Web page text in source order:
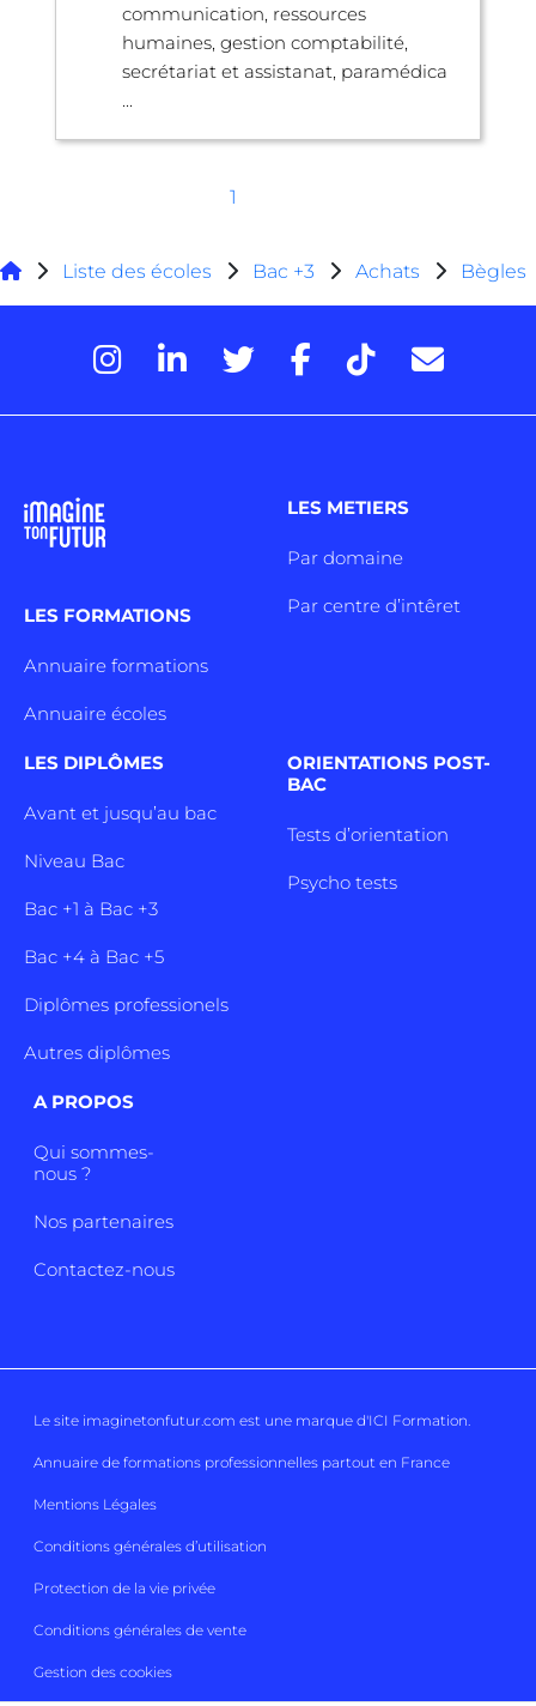
communication, ressources
humaines, gestion comptabilité,
secrétariat et assistanat, paramédica
...
1
Liste des écoles Bac +3 Achats Bègles
LES FORMATIONS
Annuaire formations
Annuaire écoles
LES METIERS
Par domaine
Par centre d’intêret
LES DIPLÔMES
Avant et jusqu’au bac
Niveau Bac
Bac +1 à Bac +3
Bac +4 à Bac +5
Diplômes professionels
Autres diplômes
ORIENTATIONS POST-
BAC
Tests d’orientation
Psycho tests
A PROPOS
Qui sommes-
nous ?
Nos partenaires
Contactez-nous
Le site imaginetonfutur.com est une marque d'ICI Formation.
Annuaire de formations professionnelles partout en France
Mentions Légales
Conditions générales d’utilisation
Protection de la vie privée
Conditions générales de vente
Gestion des cookies